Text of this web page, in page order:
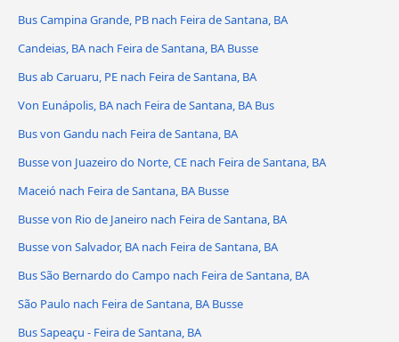
Bus Campina Grande, PB nach Feira de Santana, BA
Candeias, BA nach Feira de Santana, BA Busse
Bus ab Caruaru, PE nach Feira de Santana, BA
Von Eunápolis, BA nach Feira de Santana, BA Bus
Bus von Gandu nach Feira de Santana, BA
Busse von Juazeiro do Norte, CE nach Feira de Santana, BA
Maceió nach Feira de Santana, BA Busse
Busse von Rio de Janeiro nach Feira de Santana, BA
Busse von Salvador, BA nach Feira de Santana, BA
Bus São Bernardo do Campo nach Feira de Santana, BA
São Paulo nach Feira de Santana, BA Busse
Bus Sapeaçu - Feira de Santana, BA